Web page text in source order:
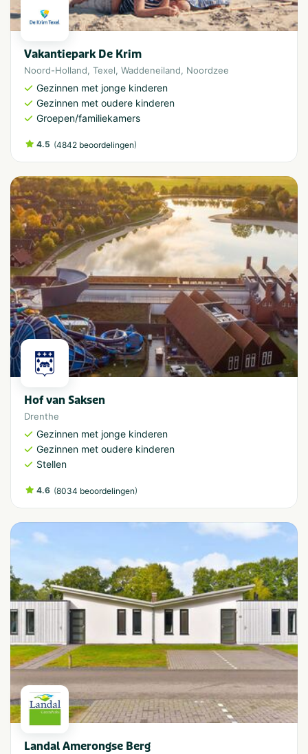
Vakantiepark De Krim
Noord-Holland, Texel, Waddeneiland, Noordzee
Gezinnen met jonge kinderen
Gezinnen met oudere kinderen
Groepen/familiekamers
4.5 (4842 beoordelingen)
Hof van Saksen
Drenthe
Gezinnen met jonge kinderen
Gezinnen met oudere kinderen
Stellen
4.6 (8034 beoordelingen)
Landal Amerongse Berg